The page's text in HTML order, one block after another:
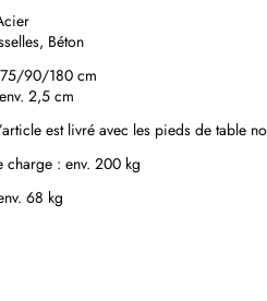
, Béton
90/180 cm
2,5 cm
est livré avec les pieds de table
charge : env. 200 kg
68 kg